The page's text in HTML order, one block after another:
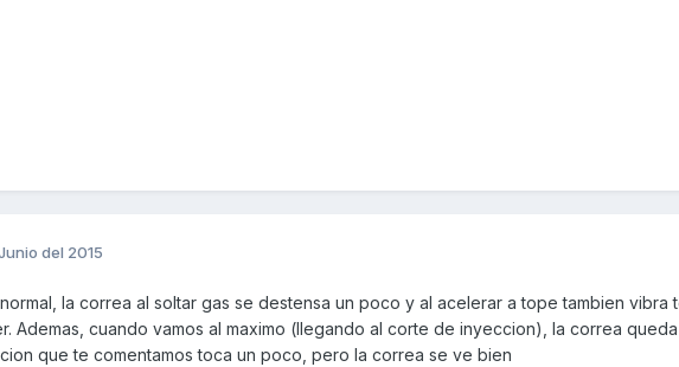
del 2015
la correa al soltar gas se destensa un poco y al acelerar a tope tambien vibra
Ademas, cuando vamos al maximo (llegando al corte de inyeccion), la correa
que te comentamos toca un poco, pero la correa se ve bien